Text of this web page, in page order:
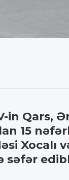
in Qars,
15
Xocalı
səfər